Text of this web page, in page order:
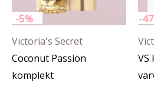
-5%
Victoria's Secret
Coconut Passion
komplekt
-
VS